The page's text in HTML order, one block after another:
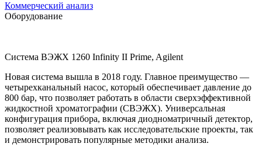
Коммерческий анализ
Оборудование
Система ВЭЖХ 1260 Infinity II Prime, Agilent
Новая система вышла в 2018 году. Главное преимущество —
четырехканальный насос, который обеспечивает давление до
800 бар, что позволяет работать в области сверхэффективной
жидкостной хроматографии (СВЭЖХ). Универсальная
конфигурация прибора, включая диодноматричный детектор,
позволяет реализовывать как исследовательские проекты, так
и демонстрировать популярные методики анализа.